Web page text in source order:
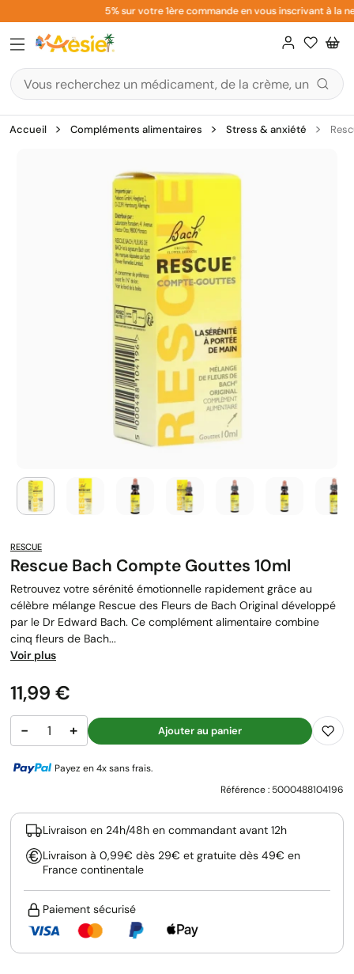
au
contenu
5% sur votre 1ère commande en vous inscrivant à la
Accueil Compléments alimentaires Stress & anxiété
RESCUE
Rescue Bach Compte Gouttes 10ml
Retrouvez votre sérénité émotionnelle rapidement grâce au
célèbre mélange Rescue des Fleurs de Bach Original développé
par le Dr Edward Bach. Ce complément alimentaire combine
cinq fleurs de Bach...
Voir plus
Prix
11,99 €
− + Ajouter au panier
Payez en 4x sans frais.
Référence : 5000488104196
Livraison en 24h/48h en commandant avant 12h
Livraison à 0,99€ dès 29€ et gratuite dès 49€ en
France continentale
Paiement sécurisé